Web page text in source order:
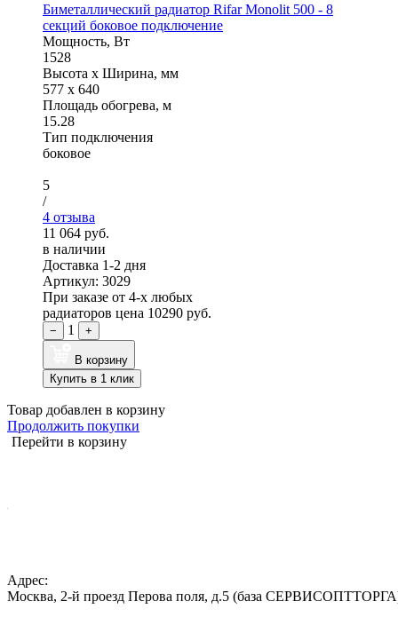
Биметаллический радиатор Rifar Monolit 500 - 8
секций боковое подключение
Мощность, Вт
1528
Высота x Ширина, мм
577 x 640
Площадь обогрева, м
15.28
Тип подключения
боковое
5
/
4 отзыва
11 064 руб.
в наличии
Доставка 1-2 дня
Артикул: 3029
При заказе от 4-х любых
радиаторов цена 10290 руб.
− 1 +
В корзину
Купить в 1 клик
Товар добавлен в корзину
Продолжить покупки
Перейти в корзину
Адрес:
Москва, 2-й проезд Перова поля, д.5 (база